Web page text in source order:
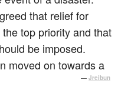
that relief for
top priority and that
be imposed.
moved on towards a
— Jreibun